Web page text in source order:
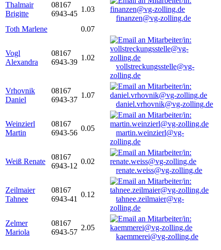
Thalmair
Brigitte
08167
6943-45
1.03
finanzen@vg-zolling.de
Toth Marlene
0.07
Vogl
Alexandra
08167
6943-39
1.02
vollstreckungsstelle@vg-
zolling.de
Vrhovnik
Daniel
08167
6943-37
1.07
daniel.vrhovnik@vg-zolling.de
Weinzierl
Martin
08167
6943-56
0.05
martin.weinzierl@vg-
zolling.de
Weiß Renate
08167
6943-12
0.02
renate.weiss@vg-zolling.de
Zeilmaier
Tahnee
08167
6943-41
0.12
tahnee.zeilmaier@vg-
zolling.de
Zelmer
Mariola
08167
6943-57
2.05
kaemmerei@vg-zolling.de